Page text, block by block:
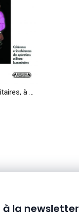
Militaires – humanitaires, à chacun son rôle
à la newsletter